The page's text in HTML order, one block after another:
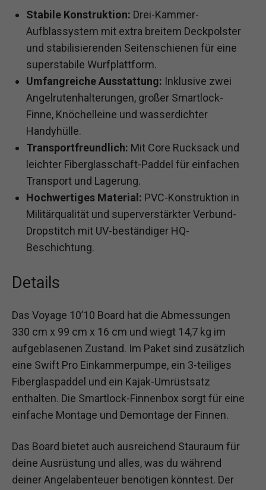
Stabile Konstruktion: Drei-Kammer-
Aufblassystem mit extra breitem Deckpolster
und stabilisierenden Seitenschienen für eine
superstabile Wurfplattform.
Umfangreiche Ausstattung: Inklusive zwei
Angelrutenhalterungen, großer Smartlock-
Finne, Knöchelleine und wasserdichter
Handyhülle.
Transportfreundlich: Mit Core Rucksack und
leichter Fiberglasschaft-Paddel für einfachen
Transport und Lagerung.
Hochwertiges Material: PVC-Konstruktion in
Militärqualität und superverstärkter Verbund-
Dropstitch mit UV-beständiger HQ-
Beschichtung.
Details
Das Voyage 10’10 Board hat die Abmessungen
330 cm x 99 cm x 16 cm und wiegt 14,7 kg im
aufgeblasenen Zustand. Im Paket sind zusätzlich
eine Swift Pro Einkammerpumpe, ein 3-teiliges
Fiberglaspaddel und ein Kajak-Umrüstsatz
enthalten. Die Smartlock-Finnenbox sorgt für eine
einfache Montage und Demontage der Finnen.
Das Board bietet auch ausreichend Stauraum für
deine Ausrüstung und alles, was du während
deiner Angelabenteuer benötigen könntest. Der